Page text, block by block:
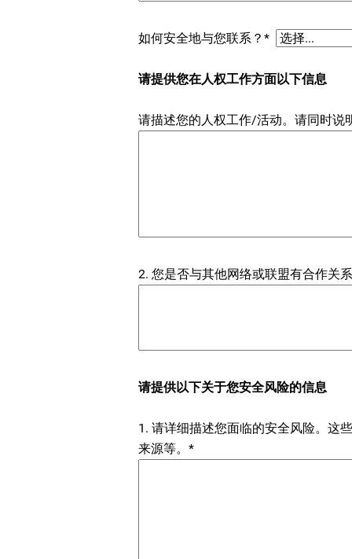
如何安全地与您联系？*
请提供您在人权工作方面以下信息
请描述您的人权工作/活动。请同时说
2. 您是否与其他网络或联盟有合作关
请提供以下关于您安全风险的信息
1. 请详细描述您面临的安全风险。这
来源等。*